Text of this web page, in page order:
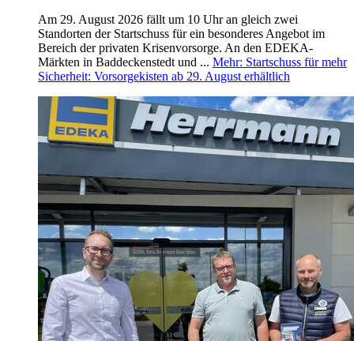
Am 29. August 2026 fällt um 10 Uhr an gleich zwei
Standorten der Startschuss für ein besonderes Angebot im
Bereich der privaten Krisenvorsorge. An den EDEKA-
Märkten in Baddeckenstedt und ... Mehr: Startschuss für mehr
Sicherheit: Vorsorgekisten ab 29. August erhältlich